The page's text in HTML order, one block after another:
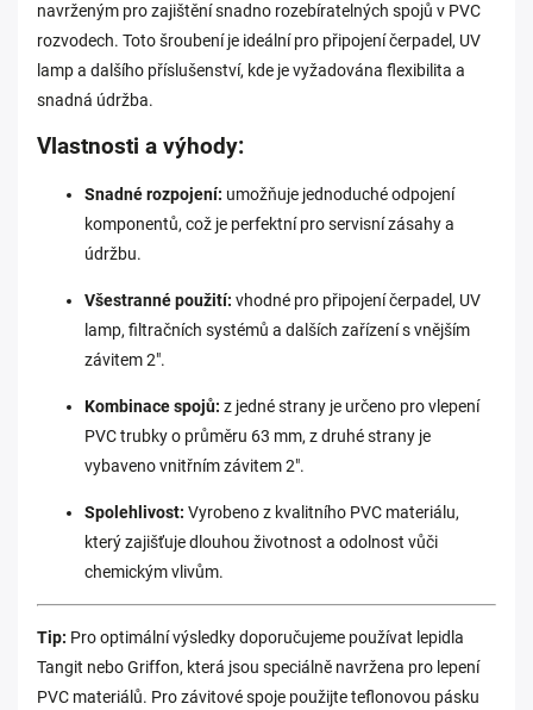
navrženým pro zajištění snadno rozebíratelných spojů v PVC
rozvodech. Toto šroubení je ideální pro připojení čerpadel, UV
lamp a dalšího příslušenství, kde je vyžadována flexibilita a
snadná údržba.
Vlastnosti a výhody:
Snadné rozpojení: umožňuje jednoduché odpojení
komponentů, což je perfektní pro servisní zásahy a
údržbu.
Všestranné použití: vhodné pro připojení čerpadel, UV
lamp, filtračních systémů a dalších zařízení s vnějším
závitem 2".
Kombinace spojů: z jedné strany je určeno pro vlepení
PVC trubky o průměru 63 mm, z druhé strany je
vybaveno vnitřním závitem 2".
Spolehlivost: Vyrobeno z kvalitního PVC materiálu,
který zajišťuje dlouhou životnost a odolnost vůči
chemickým vlivům.
Tip: Pro optimální výsledky doporučujeme používat lepidla
Tangit nebo Griffon, která jsou speciálně navržena pro lepení
PVC materiálů. Pro závitové spoje použijte teflonovou pásku